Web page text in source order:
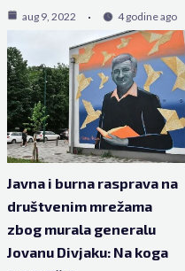
aug 9, 2022 4 godine ago
Javna i burna rasprava na
društvenim mrežama
zbog murala generalu
Jovanu Divjaku: Na koga